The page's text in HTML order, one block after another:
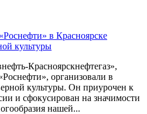
в Красноярске
культуры
Красноярскнефтегаз»,
организовали в
культуры. Он приурочен к
и сфокусирован на значимости
нашей...